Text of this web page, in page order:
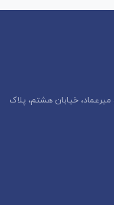
خیابان هشتم، پلاک